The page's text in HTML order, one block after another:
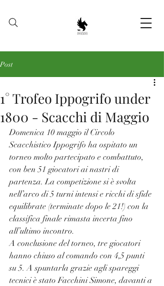
Post
1° Trofeo Ippogrifo under
1800 - Scacchi di Maggio
Domenica 10 maggio il Circolo
Scacchistico Ippogrifo ha ospitato un
torneo molto partecipato e combattuto,
con ben 51 giocatori ai nastri di
partenza. La competizione si è svolta
nell’arco di 5 turni intensi e ricchi di sfide
equilibrate (terminate dopo le 21!) con la
classifica finale rimasta incerta fino
all’ultimo incontro.
A conclusione del torneo, tre giocatori
hanno chiuso al comando con 4,5 punti
su 5. A spuntarla grazie agli spareggi
tecnici è stato Facchini Simone, davanti a